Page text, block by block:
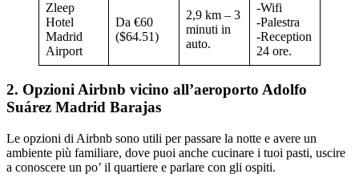
Zleep
Hotel
Madrid
Airport
Da €60
($64.51)
2,9 km – 3
minuti in
auto.
-Wifi
-Palestra
-Reception
24 ore.
2. Opzioni Airbnb vicino all’aeroporto Adolfo
Suárez Madrid Barajas
Le opzioni di Airbnb sono utili per passare la notte e avere un
ambiente più familiare, dove puoi anche cucinare i tuoi pasti, uscire
a conoscere un po’ il quartiere e parlare con gli ospiti.